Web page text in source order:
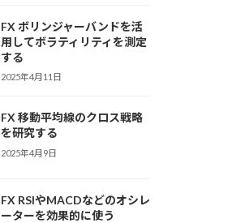
FX ボリンジャーバンドを活
用してボラティリティを測定
する
2025年4月11日
FX 移動平均線のクロス戦略
を研究する
2025年4月9日
FX RSIやMACDなどのオシレ
ーターを効果的に使う